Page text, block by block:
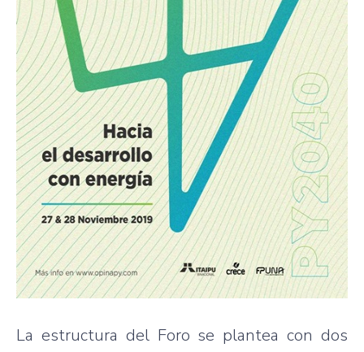
La estructura del Foro se plantea con dos